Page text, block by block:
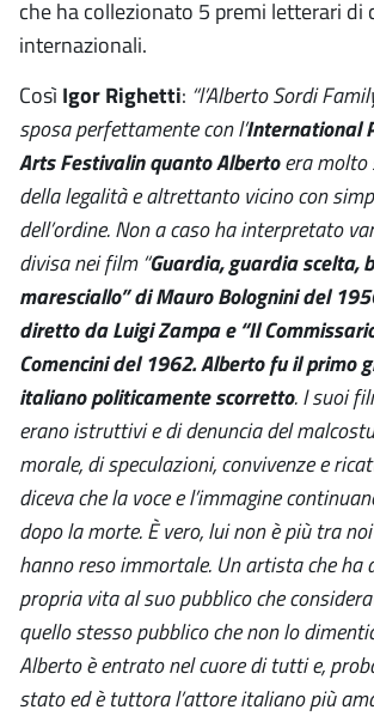
che ha collezionato 5 premi letterari di
internazionali.
CosìIgor Righetti: “l’Alberto Sordi
sposa perfettamente con l’International
Arts Festivalin quanto Albertoera molto
della legalità e altrettanto vicino con
dell’ordine. Non a caso ha interpretato
divisa nei film “Guardia, guardia scelta,
maresciallo” di Mauro Bolognini del
diretto da Luigi Zampa e “Il
Comencini del 1962. Alberto fu il primo
italiano politicamente scorretto. I suoi
erano istruttivi e di denuncia del
morale, di speculazioni, convivenze e
diceva che la voce e l’immagine
dopo la morte. È vero, lui non è più tra
hanno reso immortale. Un artista che ha
propria vita al suo pubblico che
quello stesso pubblico che non lo
Alberto è entrato nel cuore di tutti e,
stato ed è tuttora l’attore italiano più